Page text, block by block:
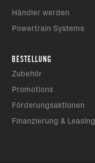
Händler werden
Powertrain Systems
BESTELLUNG
Zubehör
Promotions
Förderungsaktionen
Finanzierung & Leasing